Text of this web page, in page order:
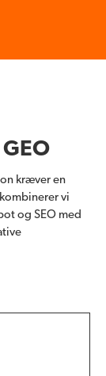
kræver en
vi
og SEO med